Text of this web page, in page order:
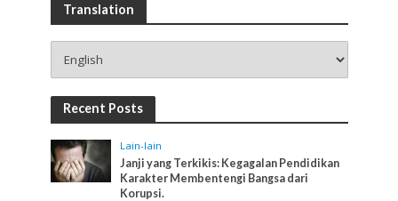
Translation
Recent Posts
Lain-lain
Janji yang Terkikis: Kegagalan Pendidikan
Karakter Membentengi Bangsa dari
Korupsi.